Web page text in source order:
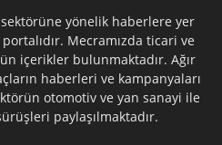
yönelik haberlere yer
Mecramızda ticari ve
içerikler bulunmaktadır. Ağır
haberleri ve kampanyaları
otomotiv ve yan sanayi ile
paylaşılmaktadır.